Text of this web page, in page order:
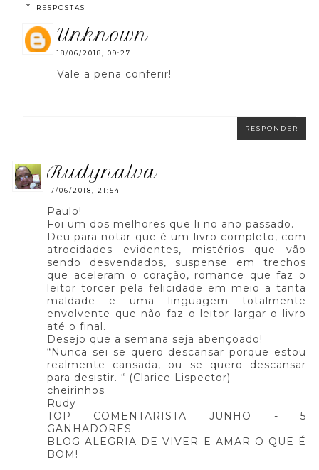
RESPOSTAS
unknown
18/06/2018, 09:27
Vale a pena conferir!
RESPONDER
rudynalva
17/06/2018, 21:54
Paulo!
Foi um dos melhores que li no ano passado.
Deu para notar que é um livro completo, com
atrocidades evidentes, mistérios que vão
sendo desvendados, suspense em trechos
que aceleram o coração, romance que faz o
leitor torcer pela felicidade em meio a tanta
maldade e uma linguagem totalmente
envolvente que não faz o leitor largar o livro
até o final.
Desejo que a semana seja abençoado!
“Nunca sei se quero descansar porque estou
realmente cansada, ou se quero descansar
para desistir. “ (Clarice Lispector)
cheirinhos
Rudy
TOP COMENTARISTA JUNHO - 5
GANHADORES
BLOG ALEGRIA DE VIVER E AMAR O QUE É
BOM!